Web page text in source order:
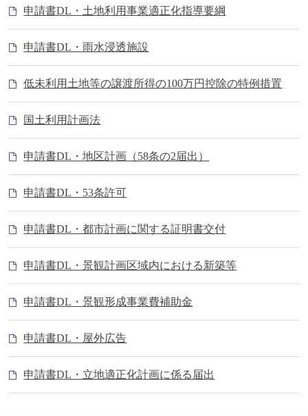
申請書DL・土地利用事業適正化指導要綱
申請書DL・雨水浸透施設
低未利用土地等の譲渡所得の100万円控除の特例措置
国土利用計画法
申請書DL・地区計画（58条の2届出）
申請書DL・53条許可
申請書DL・都市計画に関する証明書交付
申請書DL・景観計画区域内における新築等
申請書DL・景観形成事業費補助金
申請書DL・屋外広告
申請書DL・立地適正化計画に係る届出